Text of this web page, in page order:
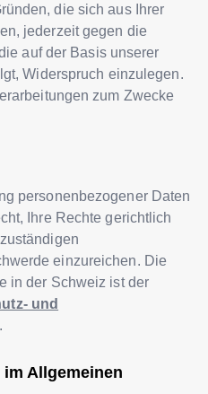
die sich aus Ihrer
jederzeit gegen die
auf der Basis unserer
Widerspruch einzulegen.
zum Zwecke
personenbezogener Daten
Ihre Rechte gerichtlich
einzureichen. Die
in der Schweiz ist der
und
Allgemeinen